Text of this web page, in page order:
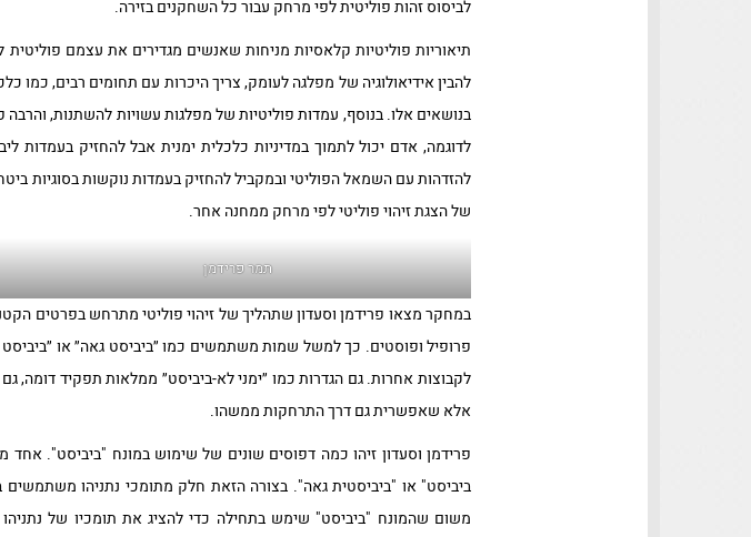
לביסוס זהות פוליטית לפי מרחק עבור כל השחקנים בזירה.
תיאוריות פוליטיות קלאסיות מניחות שאנשים מגדירים את עצמם
להבין אידיאולוגיה של מפלגה לעומק, צריך היכרות עם תחומים רבים, כמו
בנושאים אלו. בנוסף, עמדות פוליטיות של מפלגות עשויות להשתנות,
לדוגמה, אדם יכול לתמוך במדיניות כלכלית ימנית אבל להחזיק
להזדהות עם השמאל הפוליטי ובמקביל להחזיק בעמדות נוקשות בסוגיות
של הצגת זיהוי פוליטי לפי מרחק ממחנה אחר.
תמר פרידמן
במחקר מצאו פרידמן וסעדון שתהליך של זיהוי פוליטי מתרחש בפרטים
פרופיל ופוסטים. כך למשל שמות משתמשים כמו ״ביביסט גאה״ או
לקבוצות אחרות. גם הגדרות כמו ״ימני לא-ביביסט״ ממלאות תפקיד דומה,
אלא שאפשרית גם דרך התרחקות ממשהו.
פרידמן וסעדון זיהו כמה דפוסים שונים של שימוש במונח "ביביסט". אחד
ביביסט" או "ביביסטית גאה". בצורה הזאת חלק מתומכי נתניהו משתמשים
משום שהמונח "ביביסט" שימש בתחילה כדי להציג את תומכיו של